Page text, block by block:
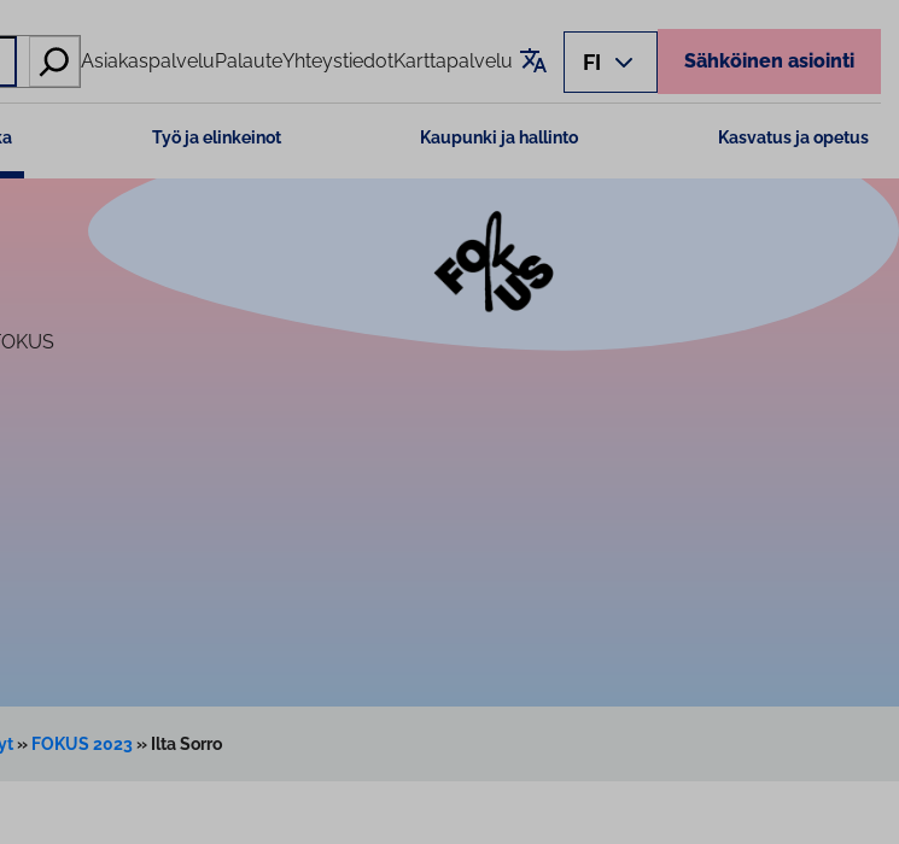
AsiakaspalveluPalauteYhteystiedotKarttapalvelu Käännä sivu
FI Sähköinen asiointi
Työ ja elinkeinot Kaupunki ja hallinto Kasvatus ja opetus
» FOKUS 2023» Ilta Sorro